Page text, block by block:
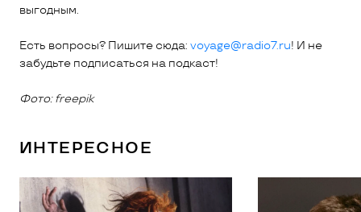
выгодным.
Есть вопросы? Пишите сюда: voyage@radio7.ru! И не
забудьте подписаться на подкаст!
Фото:freepik
ИНТЕРЕСНОЕ